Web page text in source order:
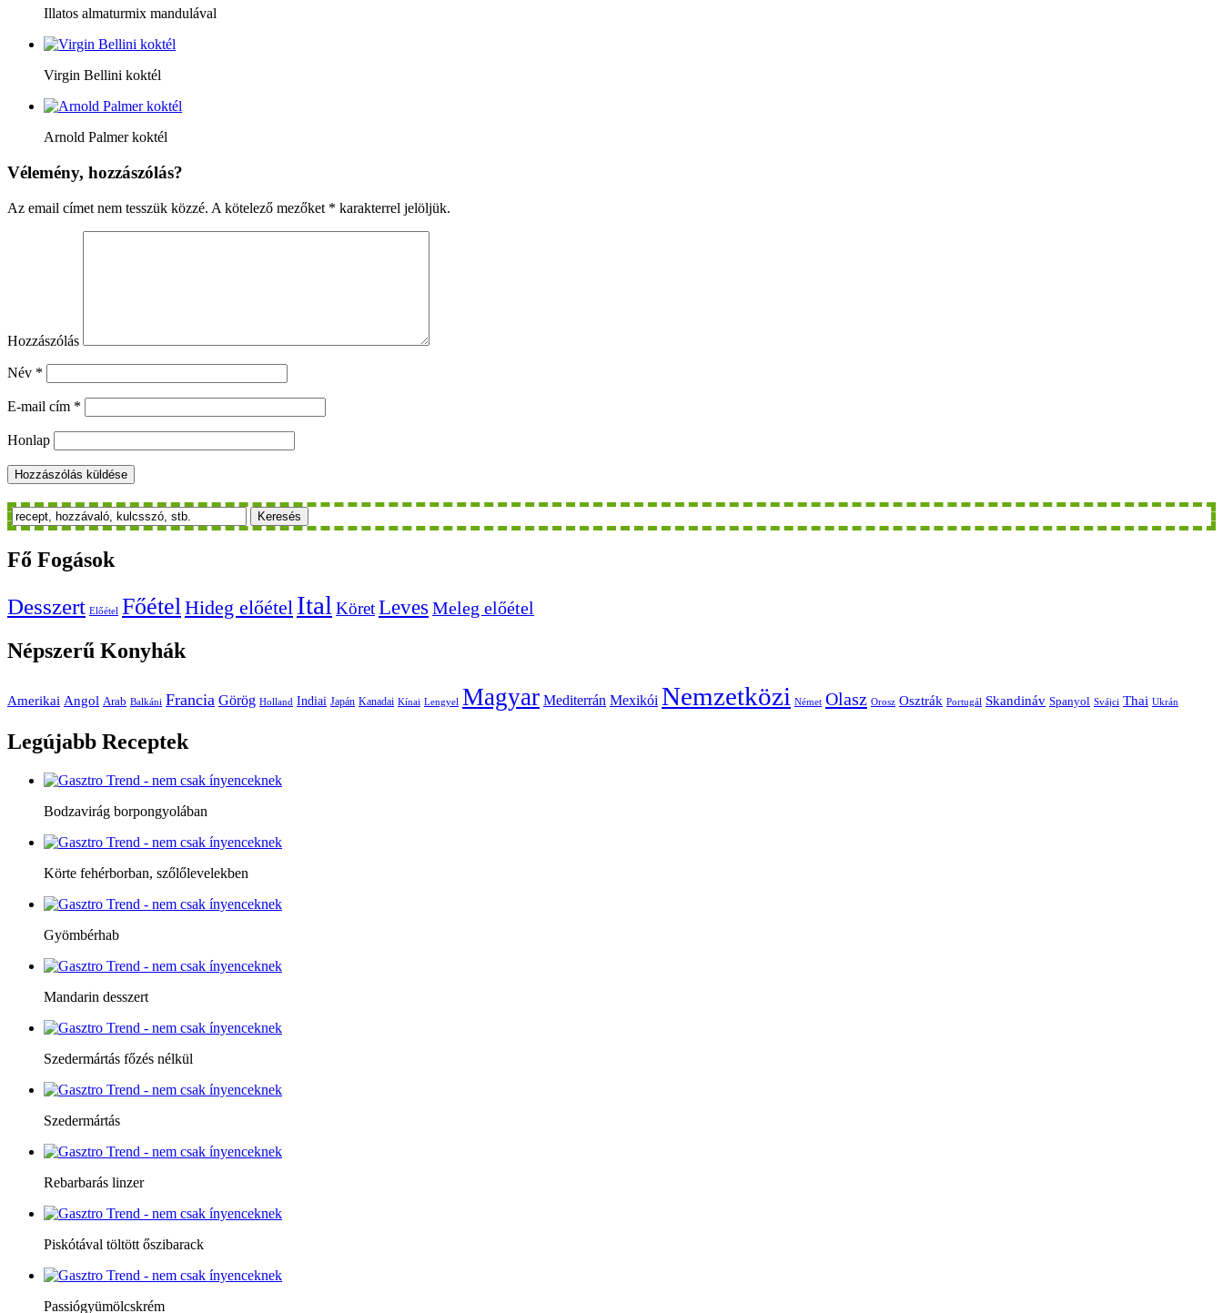
Illatos almaturmix mandulával
Virgin Bellini koktél
Arnold Palmer koktél
Vélemény, hozzászólás?
Az email címet nem tesszük közzé. A kötelező mezőket * karakterrel jelöljük.
Hozzászólás
Név *
E-mail cím *
Honlap
Keresés
Fő Fogások
Desszert Előétel FőételHideg előétel Ital KöretLeves Meleg előétel
Népszerű Konyhák
Amerikai Angol Arab Balkáni Francia Görög Holland Indiai Japán Kanadai Kínai Lengyel Magyar Mediterrán Mexikói Nemzetközi Német Olasz Orosz Osztrák Portugál Skandináv Spanyol Svájci Thai Ukrán
Legújabb Receptek
Bodzavirág borpongyolában
Körte fehérborban, szőlőlevelekben
Gyömbérhab
Mandarin desszert
Szedermártás főzés nélkül
Szedermártás
Rebarbarás linzer
Piskótával töltött őszibarack
Passiógyümölcskrém